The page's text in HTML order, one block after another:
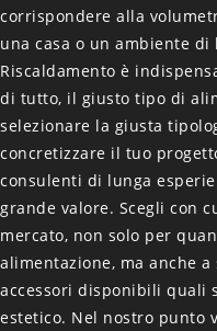
corrispondere alla
una casa o un ambiente
Riscaldamento è
di tutto, il giusto tipo di
selezionare la giusta
concretizzare il tuo
consulenti di lunga
grande valore. Scegli con
mercato, non solo per
alimentazione, ma anche
accessori disponibili quali
estetico. Nel nostro punto